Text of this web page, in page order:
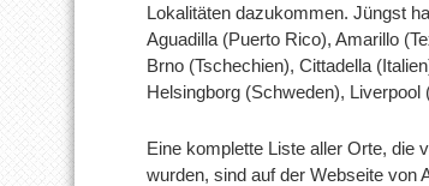
Lokalitäten dazukommen. Jüngst
Aguadilla (Puerto Rico), Amarillo
Brno (Tschechien), Cittadella
Helsingborg (Schweden),
Eine komplette Liste aller Orte, die
wurden, sind auf der Webseite von